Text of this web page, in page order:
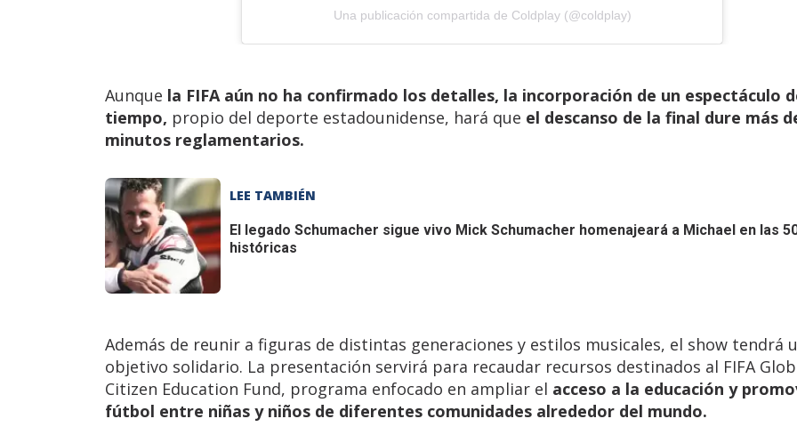
Una publicación compartida de Coldplay (@coldplay)
Aunque la FIFA aún no ha confirmado los detalles, la incorporación de un espectáculo
tiempo, propio del deporte estadounidense, hará que el descanso de la final dure más
minutos reglamentarios.
LEE TAMBIÉN
El legado Schumacher sigue vivo Mick Schumacher homenajeará a Michael en las
históricas
Además de reunir a figuras de distintas generaciones y estilos musicales, el show tendrá
objetivo solidario. La presentación servirá para recaudar recursos destinados al FIFA
Citizen Education Fund, programa enfocado en ampliar el acceso a la educación y
fútbol entre niñas y niños de diferentes comunidades alrededor del mundo.